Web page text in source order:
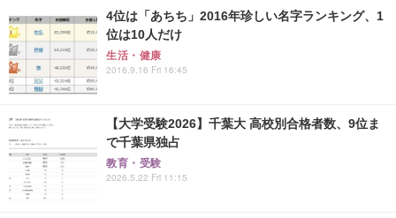
4位は「あちち」2016年珍しい名字ランキング、1
位は10人だけ
生活・健康
2016.9.16 Fri 16:45
【大学受験2026】千葉大 高校別合格者数、9位ま
で千葉県独占
教育・受験
2026.5.22 Fri 11:15